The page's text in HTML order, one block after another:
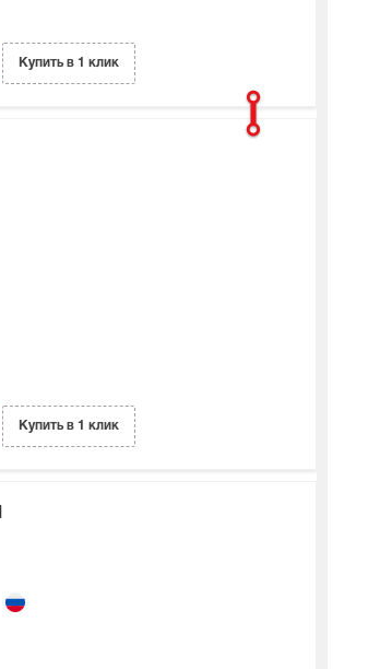
Купить в 1 клик
Купить в 1 клик